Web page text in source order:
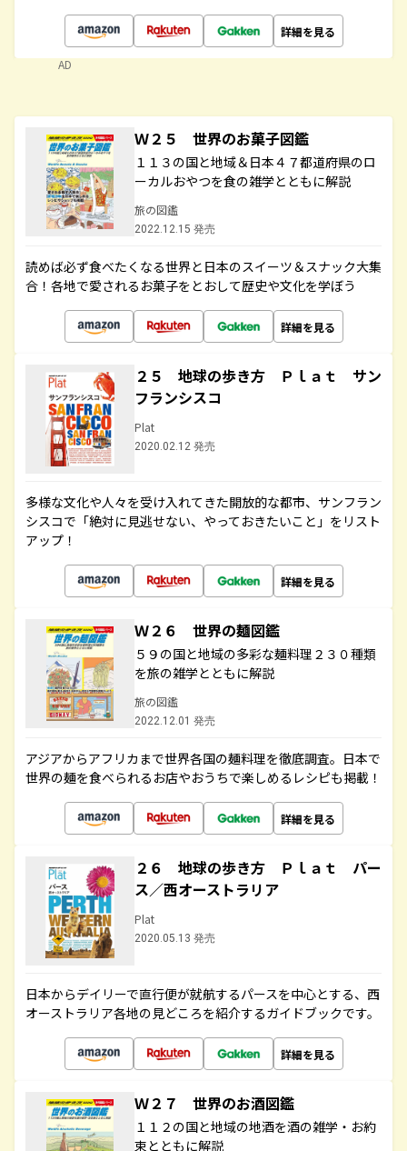
詳細を見る
AD
Ｗ２５ 世界のお菓子図鑑
１１３の国と地域＆日本４７都道府県のロ
ーカルおやつを食の雑学とともに解説
旅の図鑑
2022.12.15 発売
読めば必ず食べたくなる世界と日本のスイーツ＆スナック大集
合！各地で愛されるお菓子をとおして歴史や文化を学ぼう
詳細を見る
２５ 地球の歩き方 Ｐｌａｔ サン
フランシスコ
Plat
2020.02.12 発売
多様な文化や人々を受け入れてきた開放的な都市、サンフラン
シスコで「絶対に見逃せない、やっておきたいこと」をリスト
アップ！
詳細を見る
Ｗ２６ 世界の麺図鑑
５９の国と地域の多彩な麺料理２３０種類
を旅の雑学とともに解説
旅の図鑑
2022.12.01 発売
アジアからアフリカまで世界各国の麺料理を徹底調査。日本で
世界の麺を食べられるお店やおうちで楽しめるレシピも掲載！
詳細を見る
２６ 地球の歩き方 Ｐｌａｔ パー
ス／西オーストラリア
Plat
2020.05.13 発売
日本からデイリーで直行便が就航するパースを中心とする、西
オーストラリア各地の見どころを紹介するガイドブックです。
詳細を見る
Ｗ２７ 世界のお酒図鑑
１１２の国と地域の地酒を酒の雑学・お約
束とともに解説